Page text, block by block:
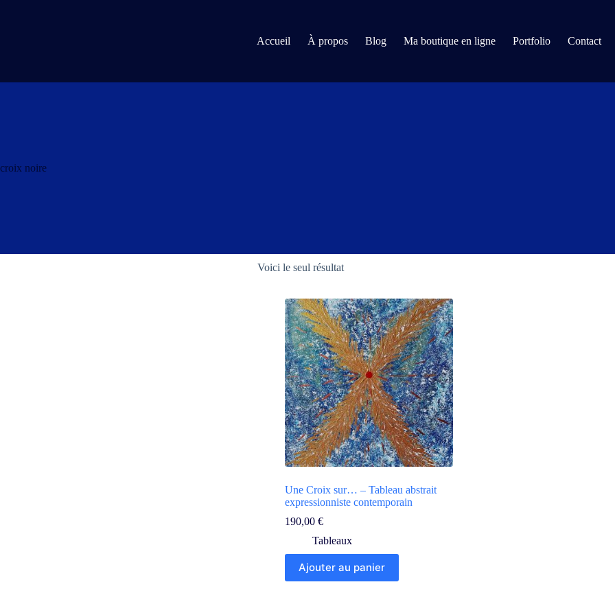
Accueil
À propos Blog Ma boutique en ligne Portfolio Contact
croix noire
Voici le seul résultat
Une Croix sur… – Tableau abstrait
expressionniste contemporain
190,00 €
Tableaux
Ajouter au panier